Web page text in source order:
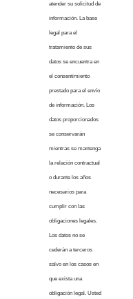
atender su solicitud de
información. La base
legal para el
tratamiento de sus
datos se encuentra en
el consentimiento
prestado para el envío
de información. Los
datos proporcionados
se conservarán
mientras se mantenga
la relación contractual
o durante los años
necesarios para
cumplir con las
obligaciones legales.
Los datos no se
cederán a terceros
salvo en los casos en
que exista una
obligación legal. Usted